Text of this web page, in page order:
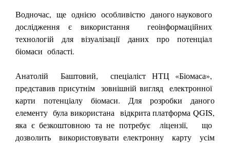
Водночас, ще однією особливістю даного наукового
дослідження є використання геоінформаційних
технологій для візуалізації даних про потенціал
біомаси області.
Анатолій Баштовий, спеціаліст НТЦ «Біомаса»,
представив присутнім зовнішній вигляд електронної
карти потенціалу біомаси. Для розробки даного
елементу була використана відкрита платформа QGIS,
яка є безкоштовною та не потребує ліцензії, що
дозволить використовувати електронну карту усім